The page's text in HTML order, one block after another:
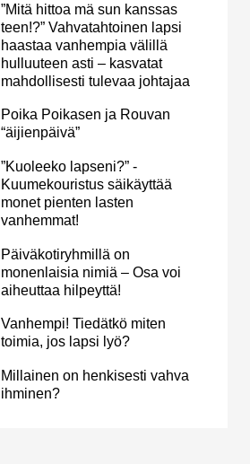
”Mitä hittoa mä sun kanssas
teen!?” Vahvatahtoinen lapsi
haastaa vanhempia välillä
hulluuteen asti – kasvatat
mahdollisesti tulevaa johtajaa
Poika Poikasen ja Rouvan
“äijienpäivä”
”Kuoleeko lapseni?” -
Kuumekouristus säikäyttää
monet pienten lasten
vanhemmat!
Päiväkotiryhmillä on
monenlaisia nimiä – Osa voi
aiheuttaa hilpeyttä!
Vanhempi! Tiedätkö miten
toimia, jos lapsi lyö?
Millainen on henkisesti vahva
ihminen?